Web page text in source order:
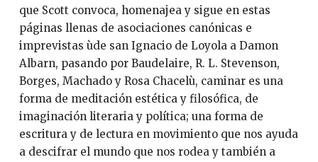
que Scott convoca, homenajea y sigue en estas
páginas llenas de asociaciones canónicas e
imprevistas ùde san Ignacio de Loyola a Damon
Albarn, pasando por Baudelaire, R. L. Stevenson,
Borges, Machado y Rosa Chacelù, caminar es una
forma de meditación estética y filosófica, de
imaginación literaria y política; una forma de
escritura y de lectura en movimiento que nos ayuda
a descifrar el mundo que nos rodea y también a